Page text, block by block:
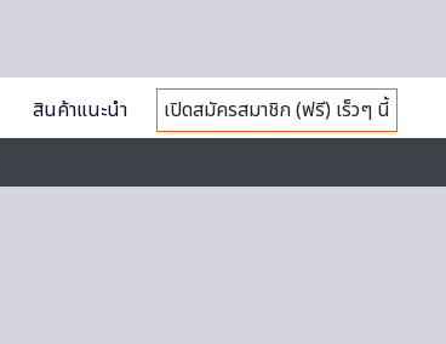
สินค้าแนะนำ
เปิดสมัครสมาชิก (ฟรี) เร็วๆ นี้